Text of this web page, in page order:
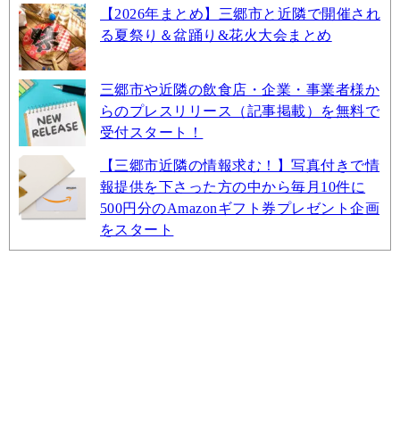
【2026年まとめ】三郷市と近隣で開催され
る夏祭り＆盆踊り&花火大会まとめ
三郷市や近隣の飲食店・企業・事業者様か
らのプレスリリース（記事掲載）を無料で
受付スタート！
【三郷市近隣の情報求む！】写真付きで情
報提供を下さった方の中から毎月10件に
500円分のAmazonギフト券プレゼント企画
をスタート